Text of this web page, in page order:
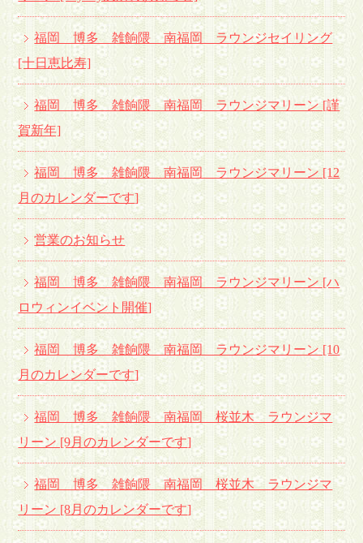
福岡 博多 雑餉隈 南福岡 ラウンジセイリング
[十日恵比寿]
福岡 博多 雑餉隈 南福岡 ラウンジマリーン [謹
賀新年]
福岡 博多 雑餉隈 南福岡 ラウンジマリーン [12
月のカレンダーです]
営業のお知らせ
福岡 博多 雑餉隈 南福岡 ラウンジマリーン [ハ
ロウィンイベント開催]
福岡 博多 雑餉隈 南福岡 ラウンジマリーン [10
月のカレンダーです]
福岡 博多 雑餉隈 南福岡 桜並木 ラウンジマ
リーン [9月のカレンダーです]
福岡 博多 雑餉隈 南福岡 桜並木 ラウンジマ
リーン [8月のカレンダーです]